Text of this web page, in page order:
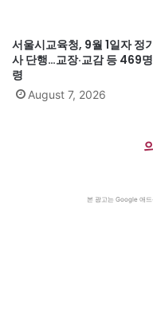
서울시교육청, 9월 1일자 정
사 단행…교장·교감 등 469
령
August 7, 2026
본 광고는 Google 애